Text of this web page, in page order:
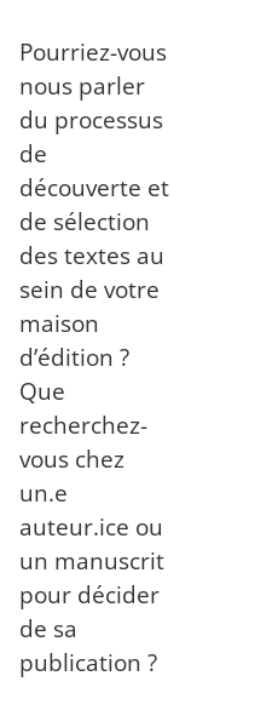
Pourriez-vous
nous parler
du processus
de
découverte et
de sélection
des textes au
sein de votre
maison
d’édition ?
Que
recherchez-
vous chez
un.e
auteur.ice ou
un manuscrit
pour décider
de sa
publication ?